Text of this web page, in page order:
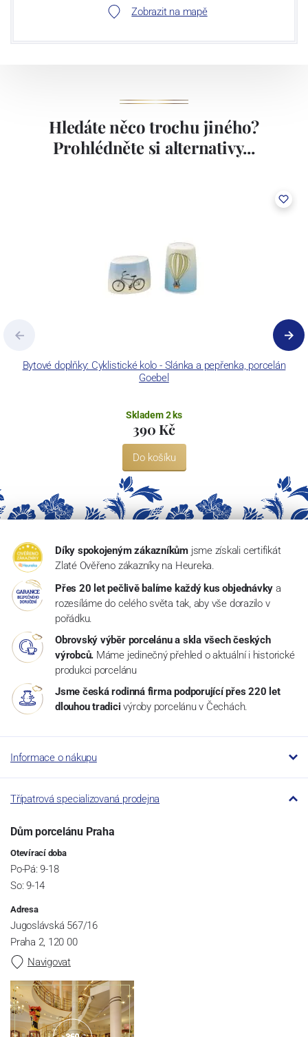
Zobrazit na mapě
Hledáte něco trochu jiného?
Prohlédněte si alternativy...
Bytové doplňky: Cyklistické kolo - Slánka a pepřenka, porcelán
Goebel
Skladem 2 ks
390 Kč
Do košíku
Díky spokojeným zákazníkům jsme získali certifikát
Zlaté Ověřeno zákazníky na Heureka.
Přes 20 let pečlivě balíme každý kus objednávky a
rozesíláme do celého světa tak, aby vše dorazilo v
pořádku.
Obrovský výběr porcelánu a skla všech českých
výrobců. Máme jedinečný přehled o aktuální i historické
produkci porcelánu
Jsme česká rodinná firma podporující přes 220 let
dlouhou tradici výroby porcelánu v Čechách.
Informace o nákupu
Třípatrová specializovaná prodejna
Dům porcelánu Praha
Otevírací doba
Po-Pá: 9-18
So: 9-14
Adresa
Jugoslávská 567/16
Praha 2, 120 00
Navigovat